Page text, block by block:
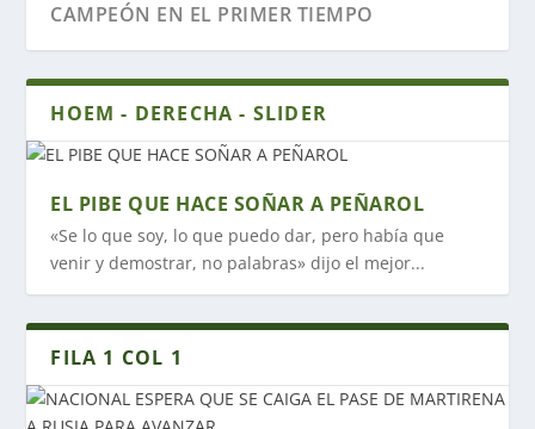
CAMPEÓN EN EL PRIMER TIEMPO
HOEM - DERECHA - SLIDER
EL PIBE QUE HACE SOÑAR A PEÑAROL
«Se lo que soy, lo que puedo dar, pero había que
venir y demostrar, no palabras» dijo el mejor...
FILA 1 COL 1